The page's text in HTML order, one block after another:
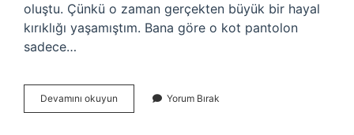
oluştu. Çünkü o zaman gerçekten büyük bir hayal
kırıklığı yaşamıştım. Bana göre o kot pantolon
sadece…
Devamını okuyun
insanlar
Yorum Bırak